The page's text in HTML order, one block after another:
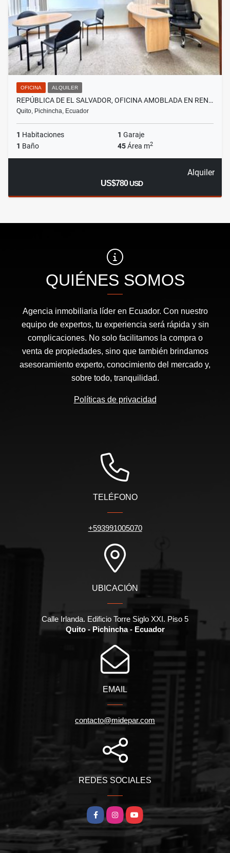
OFICINA ALQUILER
REPÚBLICA DE EL SALVADOR, OFICINA AMOBLADA EN REN…
Quito, Pichincha, Ecuador
1 Habitaciones 1 Garaje
1 Baño 45Área m2
Alquiler
US$780USD
QUIÉNES SOMOS
Agencia inmobiliaria líder en Ecuador. Con nuestro
equipo de expertos, tu experiencia será rápida y sin
complicaciones. No solo facilitamos la compra o
venta de propiedades, sino que también brindamos
asesoramiento experto, conocimiento del mercado y,
sobre todo, tranquilidad.
Políticas de privacidad
TELÉFONO
+593991005070
UBICACIÓN
Calle Irlanda. Edificio Torre Siglo XXI. Piso 5
Quito - Pichincha - Ecuador
EMAIL
contacto@midepar.com
REDES SOCIALES
FacebookInstagramYouTube